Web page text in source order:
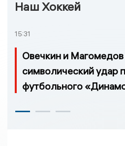
Наш Хоккей
15:31
Овечкин и Магомедов
символический удар
футбольного